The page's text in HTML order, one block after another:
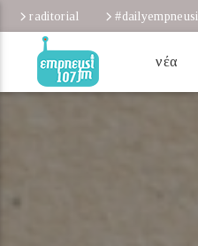
raditorial #dailyempneusi
νέα